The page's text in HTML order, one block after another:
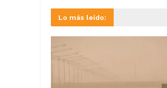
Lo más leído: